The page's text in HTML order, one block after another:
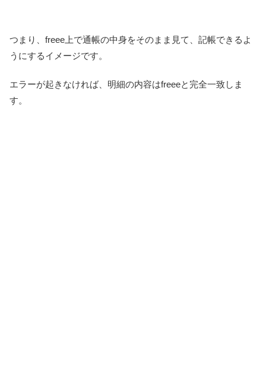
つまり、freee上で通帳の中身をそのまま見て、記帳できるよ
うにするイメージです。
エラーが起きなければ、明細の内容はfreeeと完全一致しま
す。